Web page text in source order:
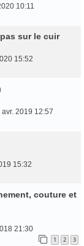
10:11
sur le cuir
15:52
2019 12:57
15:32
couture et
21:30
1 2 3